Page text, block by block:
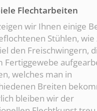
Flechtarbeiten
wir Ihnen einige
Stühlen, wie
den Freischwingern,
Fertiggewebe
welches man in
Breiten
bleiben wir der